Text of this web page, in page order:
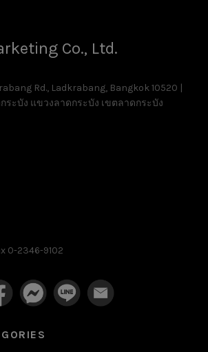
Co., Ltd.
Rd., Ladkrabang, Bangkok 10520 |
ะบัง แขวงลาดกระบัง เขตลาดกระบัง
0-2346-9102